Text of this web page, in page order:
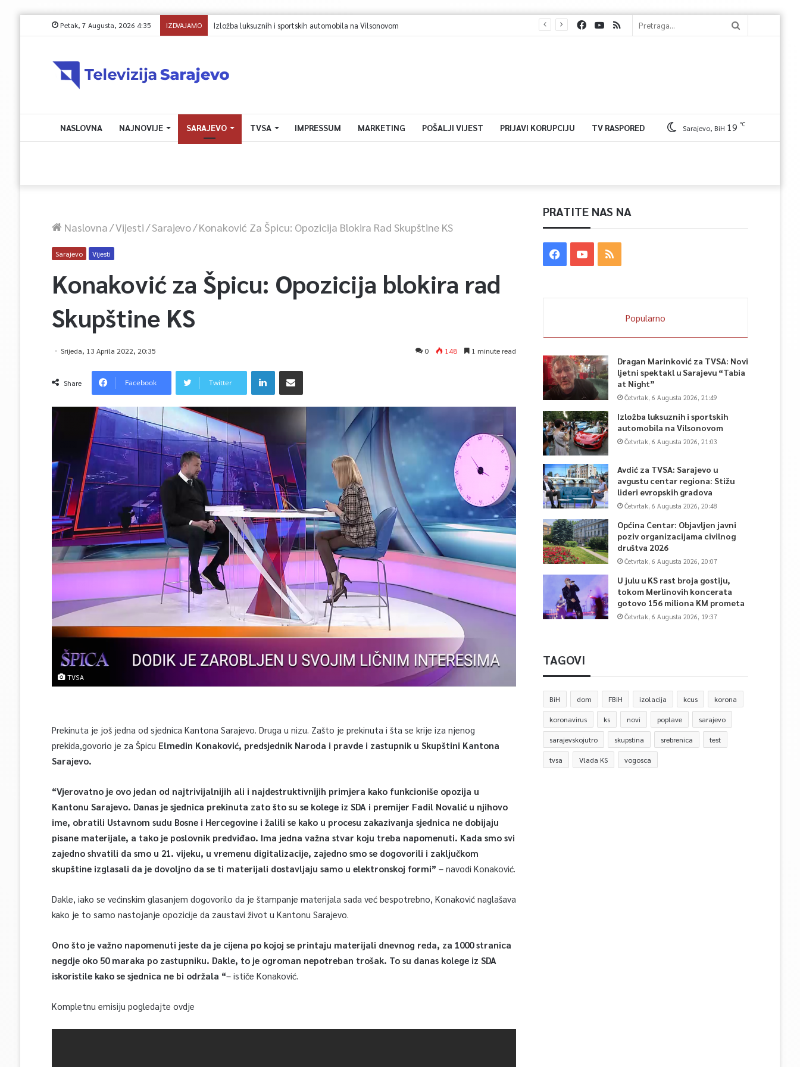
Petak, 7 Augusta, 2026 4:35 IZDVAJAMO
NASLOVNA NAJNOVIJE SARAJEVO TVSA IMPRESSUM MARKETING POŠALJI VIJEST PRIJAVI KORUPCIJU TV RASPORED Sarajevo, BiH 19 ℃
Naslovna/Vijesti/Sarajevo/Konaković Za Špicu: Opozicija Blokira Rad Skupštine KS
Sarajevo Vijesti
Konaković za Špicu: Opozicija blokira rad
Skupštine KS
Srijeda, 13 Aprila 2022, 20:35 0 148 1 minute read
Share Facebook Twitter
TVSA
Prekinuta je još jedna od sjednica Kantona Sarajevo. Druga u nizu. Zašto je prekinuta i šta se krije iza njenog
prekida,govorio je za Špicu Elmedin Konaković, predsjednik Naroda i pravde i zastupnik u Skupštini Kantona
Sarajevo.
“Vjerovatno je ovo jedan od najtrivijalnijih ali i najdestruktivnijih primjera kako funkcioniše opozija u
Kantonu Sarajevo. Danas je sjednica prekinuta zato što su se kolege iz SDA i premijer Fadil Novalić u njihovo
ime, obratili Ustavnom sudu Bosne i Hercegovine i žalili se kako u procesu zakazivanja sjednica ne dobijaju
pisane materijale, a tako je poslovnik predviđao. Ima jedna važna stvar koju treba napomenuti. Kada smo svi
zajedno shvatili da smo u 21. vijeku, u vremenu digitalizacije, zajedno smo se dogovorili i zaključkom
skupštine izglasali da je dovoljno da se ti materijali dostavljaju samo u elektronskoj formi” – navodi Konaković.
Dakle, iako se većinskim glasanjem dogovorilo da je štampanje materijala sada već bespotrebno, Konaković naglašava
kako je to samo nastojanje opozicije da zaustavi život u Kantonu Sarajevo.
Ono što je važno napomenuti jeste da je cijena po kojoj se printaju materijali dnevnog reda, za 1000 stranica
negdje oko 50 maraka po zastupniku. Dakle, to je ogroman nepotreban trošak. To su danas kolege iz SDA
iskoristile kako se sjednica ne bi održala “– ističe Konaković.
Kompletnu emisiju pogledajte ovdje
PRATITE NAS NA
Popularno
Dragan Marinković za TVSA: Novi
ljetni spektakl u Sarajevu “Tabia
at Night”
Četvrtak, 6 Augusta 2026, 21:49
Izložba luksuznih i sportskih
automobila na Vilsonovom
Četvrtak, 6 Augusta 2026, 21:03
Avdić za TVSA: Sarajevo u
avgustu centar regiona: Stižu
lideri evropskih gradova
Četvrtak, 6 Augusta 2026, 20:48
Općina Centar: Objavljen javni
poziv organizacijama civilnog
društva 2026
Četvrtak, 6 Augusta 2026, 20:07
U julu u KS rast broja gostiju,
tokom Merlinovih koncerata
gotovo 156 miliona KM prometa
Četvrtak, 6 Augusta 2026, 19:37
TAGOVI
BiH dom FBiH izolacija kcus korona
koronavirus ks novi poplave sarajevo
sarajevskojutro skupstina srebrenica test
tvsa Vlada KS vogosca